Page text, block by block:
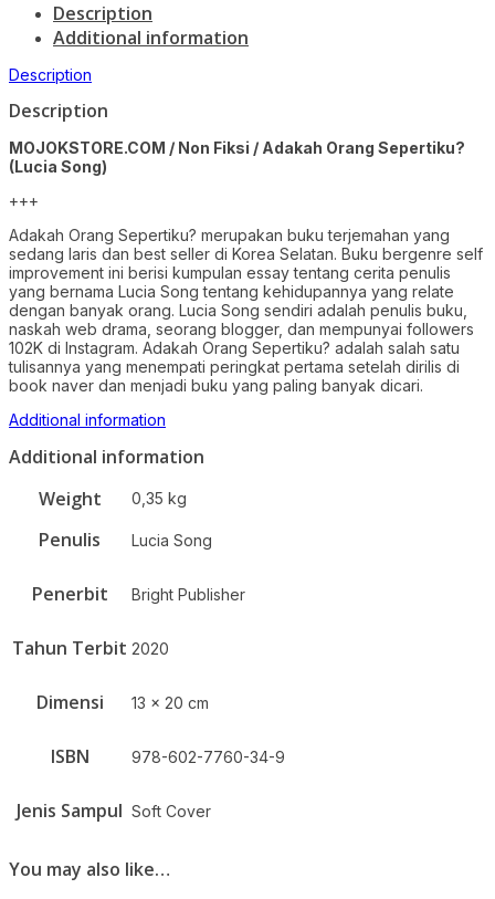
Description
Additional information
Description
Description
MOJOKSTORE.COM / Non Fiksi / Adakah Orang Sepertiku?
(Lucia Song)
+++
Adakah Orang Sepertiku? merupakan buku terjemahan yang
sedang laris dan best seller di Korea Selatan. Buku bergenre self
improvement ini berisi kumpulan essay tentang cerita penulis
yang bernama Lucia Song tentang kehidupannya yang relate
dengan banyak orang. Lucia Song sendiri adalah penulis buku,
naskah web drama, seorang blogger, dan mempunyai followers
102K di Instagram. Adakah Orang Sepertiku? adalah salah satu
tulisannya yang menempati peringkat pertama setelah dirilis di
book naver dan menjadi buku yang paling banyak dicari.
Additional information
Additional information
Weight
0,35 kg
Penulis Lucia Song
Penerbit Bright Publisher
Tahun Terbit 2020
Dimensi 13 x 20 cm
ISBN 978-602-7760-34-9
Jenis Sampul Soft Cover
You may also like…